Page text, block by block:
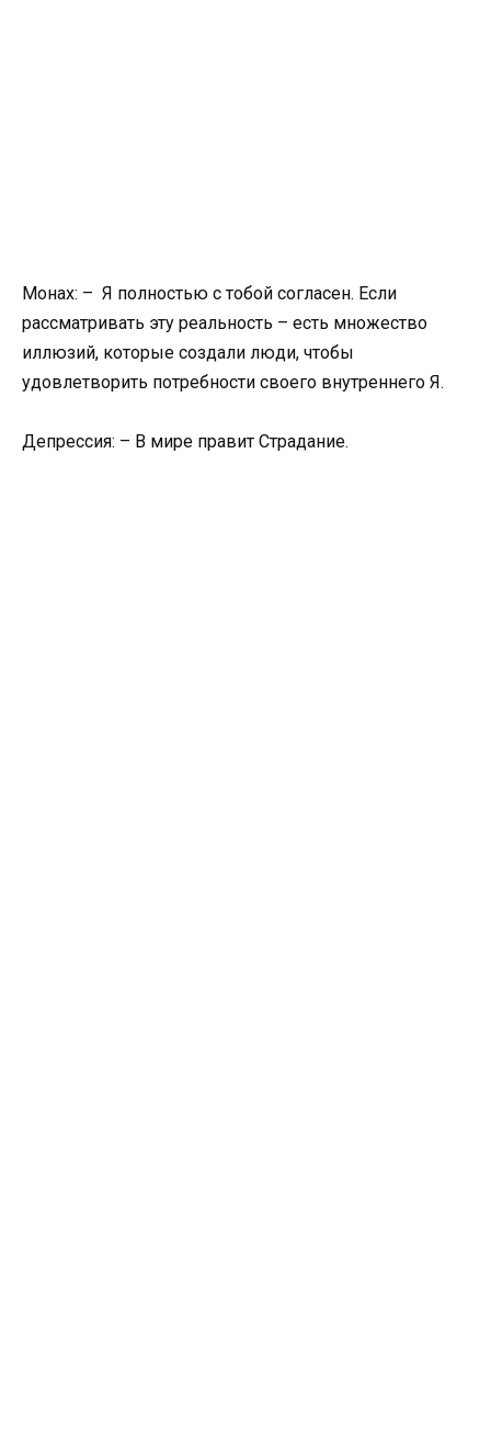
Монах: – Я полностью с тобой согласен. Если
рассматривать эту реальность – есть множество
иллюзий, которые создали люди, чтобы
удовлетворить потребности своего внутреннего Я.
Депрессия: – В мире правит Страдание.